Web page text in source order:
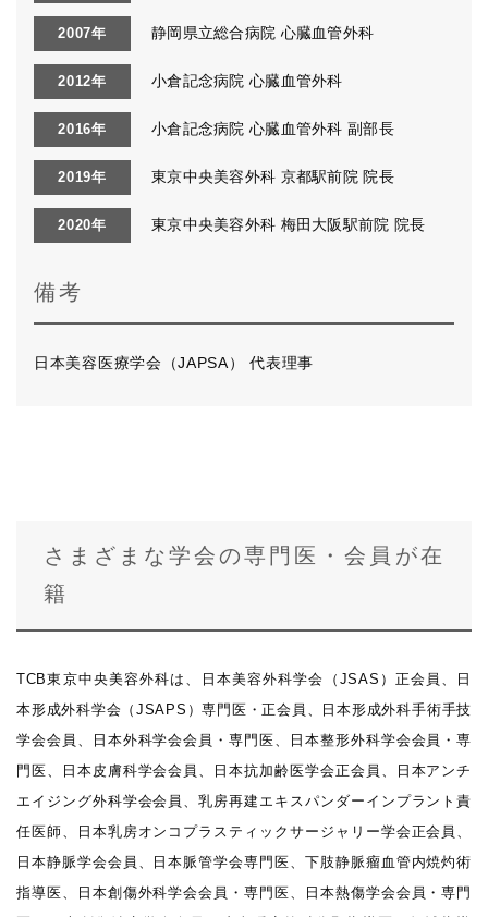
2007年 静岡県立総合病院 心臓血管外科
2012年 小倉記念病院 心臓血管外科
2016年 小倉記念病院 心臓血管外科 副部長
2019年 東京中央美容外科 京都駅前院 院長
2020年 東京中央美容外科 梅田大阪駅前院 院長
備考
日本美容医療学会（JAPSA） 代表理事
さまざまな学会の専門医・会員が在
籍
TCB東京中央美容外科は、日本美容外科学会（JSAS）正会員、日
本形成外科学会（JSAPS）専門医・正会員、日本形成外科手術手技
学会会員、日本外科学会会員・専門医、日本整形外科学会会員・専
門医、日本皮膚科学会会員、日本抗加齢医学会正会員、日本アンチ
エイジング外科学会会員、乳房再建エキスパンダーインプラント責
任医師、日本乳房オンコプラスティックサージャリー学会正会員、
日本静脈学会会員、日本脈管学会専門医、下肢静脈瘤血管内焼灼術
指導医、日本創傷外科学会会員・専門医、日本熱傷学会会員・専門